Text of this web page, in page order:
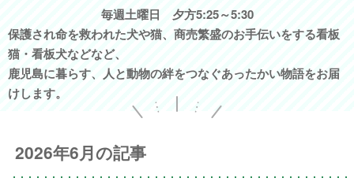
毎週土曜日 夕方5:25～5:30
保護され命を救われた犬や猫、商売繁盛のお手伝いをする看板
猫・看板犬などなど、
鹿児島に暮らす、人と動物の絆をつなぐあったかい物語をお届
けします。
2026年6月の記事